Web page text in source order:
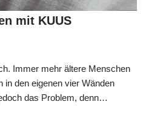
mit KUUS
Immer mehr ältere Menschen
in den eigenen vier Wänden
das Problem, denn…